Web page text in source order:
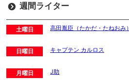
週間ライター
土曜日 高田胤臣（たかだ・たねおみ）
日曜日 キャプテン カルロス
月曜日 J助